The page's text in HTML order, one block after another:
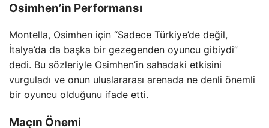
Osimhen’in Performansı
Montella, Osimhen için “Sadece Türkiye’de değil,
İtalya’da da başka bir gezegenden oyuncu gibiydi”
dedi. Bu sözleriyle Osimhen’in sahadaki etkisini
vurguladı ve onun uluslararası arenada ne denli önemli
bir oyuncu olduğunu ifade etti.
Maçın Önemi